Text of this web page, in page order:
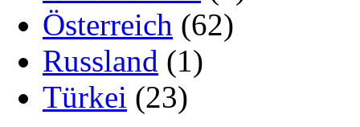
Österreich (62)
Russland (1)
Türkei (23)